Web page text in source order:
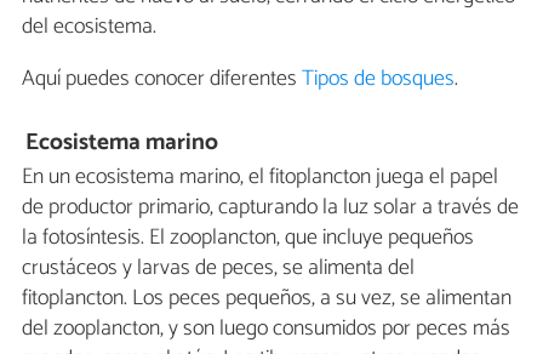
del ecosistema.
Aquí puedes conocer diferentesTipos de bosques.
Ecosistema marino
En un ecosistema marino, el fitoplancton juega el papel
de productor primario, capturando la luz solar a través de
la fotosíntesis. El zooplancton, que incluye pequeños
crustáceos y larvas de peces, se alimenta del
fitoplancton. Los peces pequeños, a su vez, se alimentan
del zooplancton, y son luego consumidos por peces más